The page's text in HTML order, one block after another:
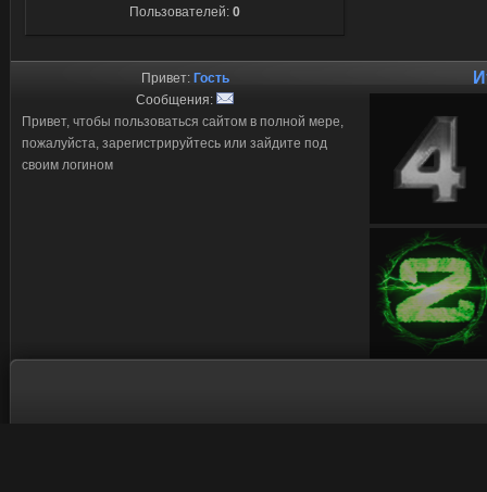
Пользователей: 0
Привет: Гость
Сообщения:
Привет, чтобы пользоваться сайтом в полной мере,
пожалуйста, зарегистрируйтесь или зайдите под
своим логином